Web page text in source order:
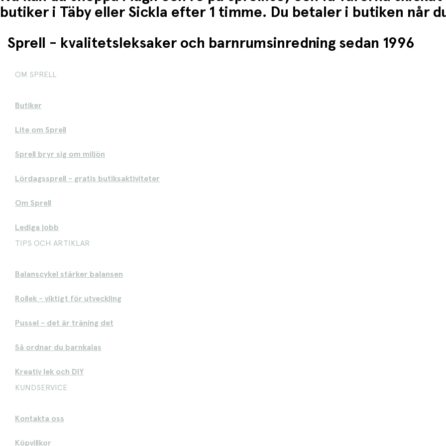
butiker i Täby eller Sickla efter 1 timme. Du betaler i butiken når
Sprell - kvalitetsleksaker och barnrumsinredning sedan 1996
OM SPRELL
Butiker
Lite om Sprell
Sprell bryr sig om miljön
Lördagssprell - gratis butiksaktiviteter
Om Sprell
Lediga jobb
TIPS OCH ARTIKLAR
Balanscykel stärker balansen
Rollek - viktigt för utveckling
Pussel - det är träning det
Så ordnar du barnkalas
Kreativ lek och DIY
KUNDSERVICE
Kontakta oss
Köpvillkor